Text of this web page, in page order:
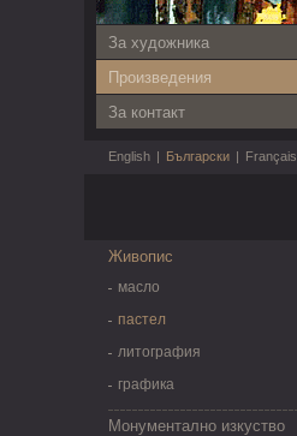
За художника
Произведения
За контакт
English | Български | Français
Живопис
масло
пастел
литография
графика
Монументално изкуство